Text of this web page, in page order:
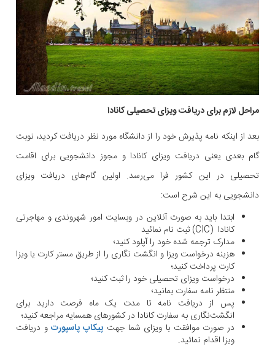
مراحل لازم برای دریافت ویزای تحصیلی کانادا
بعد از اینکه نامه پذیرش خود را از دانشگاه مورد نظر دریافت کردید، نوبت
گام بعدی یعنی دریافت ویزای کانادا و مجوز دانشجویی برای اقامت
تحصیلی در این کشور فرا می‌رسد. اولین گام‌های دریافت ویزای
دانشجویی به این شرح است:
ابتدا باید به صورت آنلاین در وبسایت امور شهروندی و مهاجرتی
کانادا (CIC) ثبت نام نمائید
مدارک ترجمه شده خود را آپلود کنید؛
هزینه درخواست ویزا و انگشت نگاری را از طریق مستر کارت یا ویزا
کارت پرداخت کنید؛
درخواست ویزای تحصیلی خود را ثبت کنید؛
منتظر نامه سفارت بمانید؛
پس از دریافت نامه تا مدت یک ماه فرصت دارید برای
انگشت‌نگاری به سفارت کانادا در کشورهای همسایه مراجعه کنید؛
در صورت موافقت با ویزای شما جهت پیکاپ پاسپورتو دریافت
ویزا اقدام نمائید.